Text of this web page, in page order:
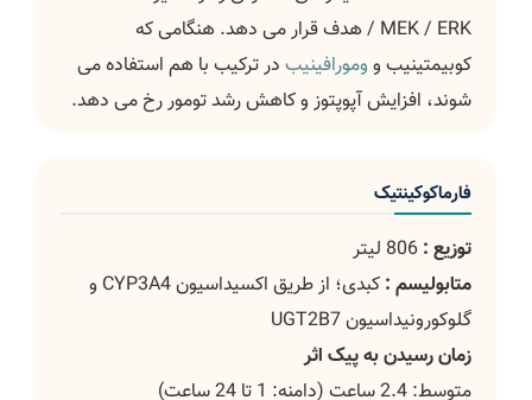
/ MEK / ERK هدف قرار می دهد. هنگامی که
کوبیمتینیب وومورافینیبدر ترکیب با هم استفاده می
شوند، افزایش آپوپتوز و کاهش رشد تومور رخ می دهد.
فارماکوکینتیک
توزیع :806 لیتر
متابولیسم :
کبدی؛ از طریق اکسیداسیون CYP3A4 و
گلوکورونیداسیون UGT2B7
زمان رسیدن به پیک اثر
متوسط: 2.4 ساعت (دامنه: 1 تا 24 ساعت)